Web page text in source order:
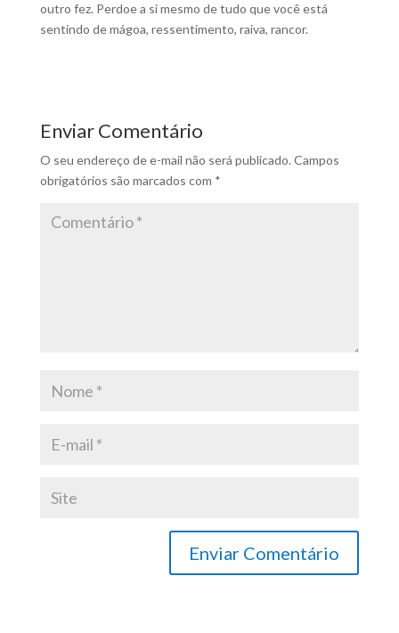
outro fez. Perdoe a si mesmo de tudo que você está
sentindo de mágoa, ressentimento, raiva, rancor.
Enviar Comentário
O seu endereço de e-mail não será publicado. Campos
obrigatórios são marcados com *